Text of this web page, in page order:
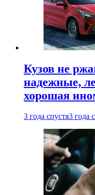
Кузов не
надежные,
хорошая
3 года спустя3 года